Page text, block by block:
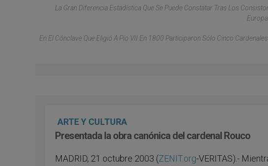
La Gran Diferencia Estadística Que Se Puede Constatar Tras Los
En El Cónclave Que Eligió A Pío VII En 1800 Participaron Sólo Cinco
ARTE Y CULTURA
Presentada la obra canónica del cardenal Rouco
MADRID, 21 octubre 2003 (ZENIT.org-VERITAS).-